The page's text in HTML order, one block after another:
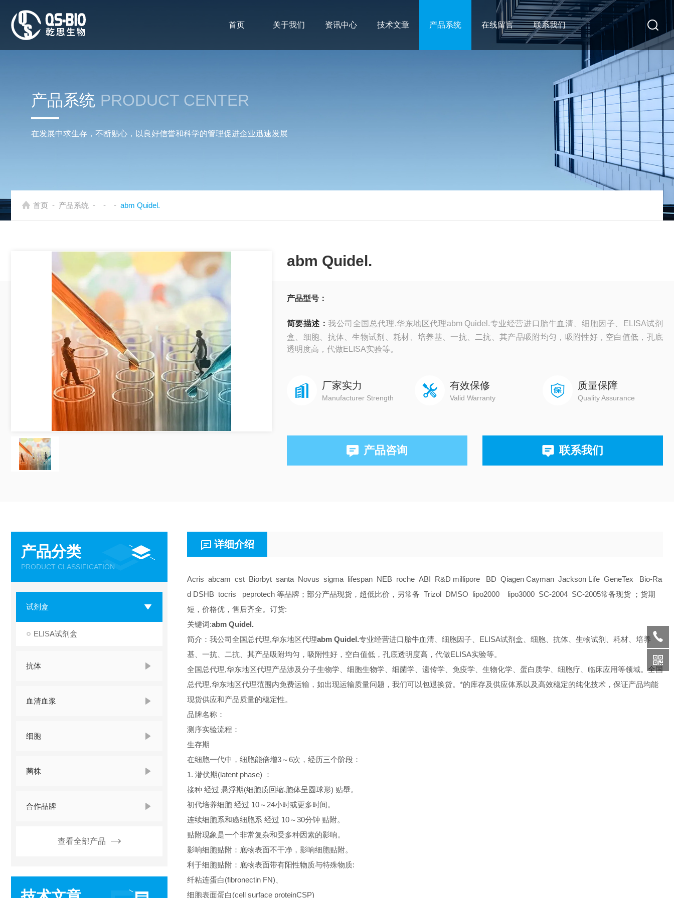
首页 关于我们 资讯中心 技术文章 产品系统 在线留言 联系我们
产品系统 PRODUCT CENTER
在发展中求生存，不断贴心，以良好信誉和科学的管理促进企业迅速发展
首页 - 产品系统 - - - abm Quidel.
abm Quidel.
产品型号：
简要描述： 我公司全国总代理,华东地区代理abm Quidel.专业经营进口胎牛血清、细胞因子、ELISA试剂
盒、细胞、抗体、生物试剂、耗材、培养基、一抗、二抗、其产品吸附均匀，吸附性好，空白值低，孔底
透明度高，代做ELISA实验等。
厂家实力
Manufacturer Strength
有效保修
Valid Warranty
质量保障
Quality Assurance
产品咨询 联系我们
产品分类
PRODUCT CLASSIFICATION
试剂盒
ELISA试剂盒
抗体
血清血浆
细胞
菌株
合作品牌
查看全部产品
详细介绍
Acris abcam cst Biorbyt santa Novus sigma lifespan NEB roche ABI R&D millipore BD Qiagen Cayman Jackson Life GeneTex Bio-Ra
d DSHB tocris peprotech 等品牌；部分产品现货，超低比价，另常备 Trizol DMSO lipo2000 lipo3000 SC-2004 SC-2005常备现货 ；货期
短，价格优，售后齐全。订货:
关键词:abm Quidel.
简介：我公司全国总代理,华东地区代理abm Quidel.专业经营进口胎牛血清、细胞因子、ELISA试剂盒、细胞、抗体、生物试剂、耗材、培养
基、一抗、二抗、其产品吸附均匀，吸附性好，空白值低，孔底透明度高，代做ELISA实验等。
全国总代理,华东地区代理产品涉及分子生物学、细胞生物学、细菌学、遗传学、免疫学、生物化学、蛋白质学、细胞疗、临床应用等领域。全国
总代理,华东地区代理范围内免费运输，如出现运输质量问题，我们可以包退换货。 *的库存及供应体系以及高效稳定的纯化技术，保证产品均能
现货供应和产品质量的稳定性。
品牌名称：
测序实验流程：
生存期
在细胞一代中，细胞能倍增3～6次，经历三个阶段：
1. 潜伏期(latent phase) ：
接种 经过 悬浮期(细胞质回缩,胞体呈圆球形) 贴壁。
初代培养细胞 经过 10～24小时或更多时间。
连续细胞系和癌细胞系 经过 10～30分钟 贴附。
贴附现象是一个非常复杂和受多种因素的影响。
影响细胞贴附：底物表面不干净，影响细胞贴附。
利于细胞贴附：底物表面带有阳性物质与特殊物质:
纤粘连蛋白(fibronectin FN)、
细胞表面蛋白(cell surface proteinCSP)